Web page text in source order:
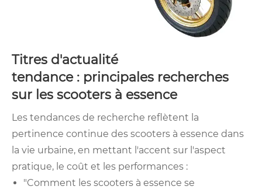
Titres d'actualité
tendance : principales recherches
sur les scooters à essence
Les tendances de recherche reflètent la
pertinence continue des scooters à essence dans
la vie urbaine, en mettant l'accent sur l'aspect
pratique, le coût et les performances :
"Comment les scooters à essence se